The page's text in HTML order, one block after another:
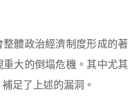
體政治經濟制度形成的
重大的倒塌危機。其中尤
足了上述的漏洞。